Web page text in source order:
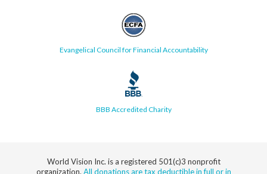
Evangelical Council for Financial Accountability
BBB Accredited Charity
World Vision Inc. is a registered 501(c)3 nonprofit
organization. All donations are tax deductible in full or in